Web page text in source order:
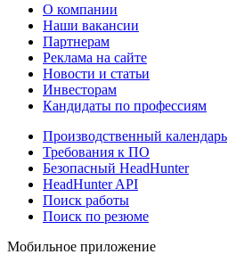
О компании
Наши вакансии
Партнерам
Реклама на сайте
Новости и статьи
Инвесторам
Кандидаты по профессиям
Производственный календарь
Требования к ПО
Безопасный HeadHunter
HeadHunter API
Поиск работы
Поиск по резюме
Мобильное приложение